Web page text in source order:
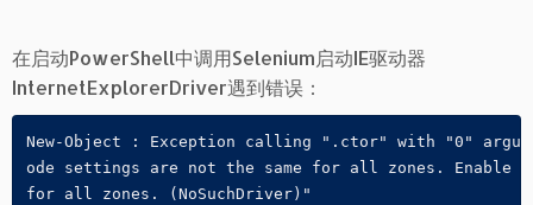
在启动PowerShell中调用Selenium启动IE驱动器
InternetExplorerDriver遇到错误：
New-Object : Exception calling ".ctor" with "0"
ode settings are not the same for all zones. Enable
for all zones. (NoSuchDriver)"